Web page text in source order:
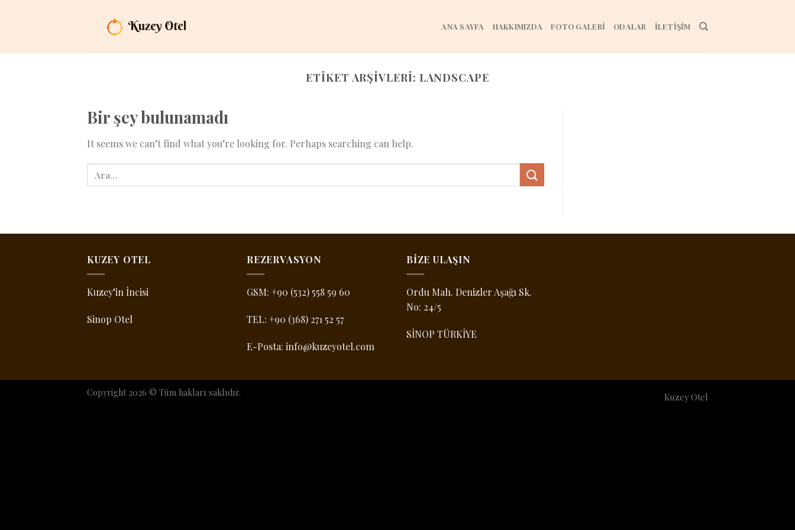
ANA SAYFA HAKKIMIZDA FOTO GALERİ ODALAR İLETİŞİM
ETIKET ARŞIVLERI: LANDSCAPE
Bir şey bulunamadı
It seems we can’t find what you’re looking for. Perhaps searching can help.
KUZEY OTEL
Kuzey’in İncisi
Sinop Otel
REZERVASYON
GSM: +90 (532) 558 59 60
TEL: +90 (368) 271 52 57
E-Posta: info@kuzeyotel.com
BIZE ULAŞIN
Ordu Mah. Denizler Aşağı Sk.
No: 24/5
SİNOP TÜRKİYE
Kuzey Otel
Copyright 2026 © Tüm hakları saklıdır.